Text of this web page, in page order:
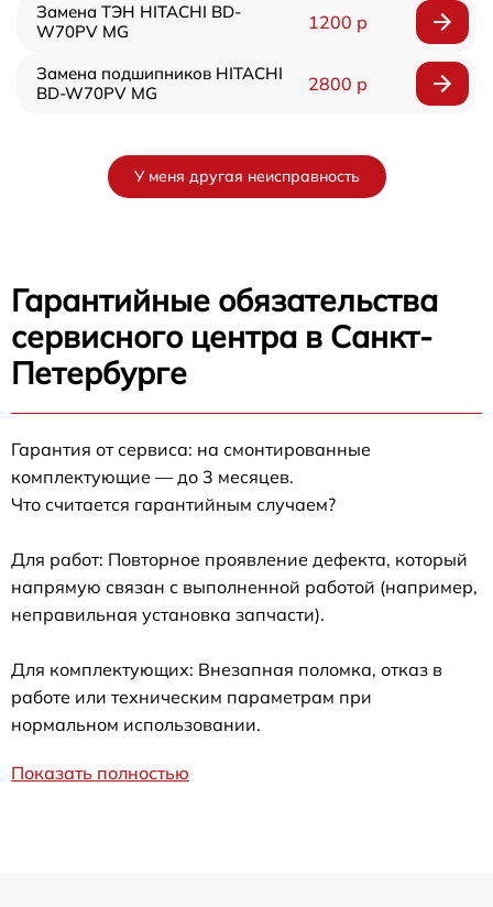
Замена ТЭН HITACHI BD-
W70PV MG
1200 р
Замена подшипников HITACHI
BD-W70PV MG
2800 р
У меня другая неисправность
Гарантийные обязательства
сервисного центра в Санкт-
Петербурге
Гарантия от сервиса: на смонтированные
комплектующие — до 3 месяцев.
Что считается гарантийным случаем?
Для работ: Повторное проявление дефекта, который
напрямую связан с выполненной работой (например,
неправильная установка запчасти).
Для комплектующих: Внезапная поломка, отказ в
работе или техническим параметрам при
нормальном использовании.
Показать полностью